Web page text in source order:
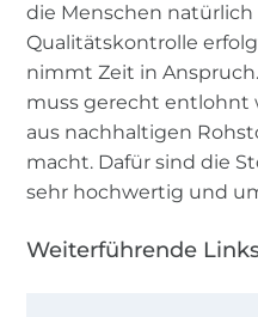
die Menschen
Qualitätskontrolle
nimmt Zeit in
muss gerecht entlohnt
aus nachhaltigen
macht. Dafür sind die
sehr hochwertig und
Weiterführende